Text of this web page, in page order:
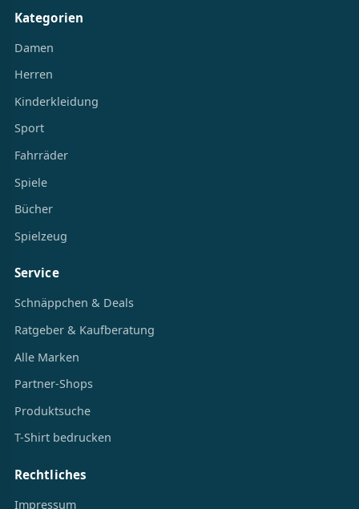
Kategorien
Damen
Herren
Kinderkleidung
Sport
Fahrräder
Spiele
Bücher
Spielzeug
Service
Schnäppchen & Deals
Ratgeber & Kaufberatung
Alle Marken
Partner-Shops
Produktsuche
T-Shirt bedrucken
Rechtliches
Impressum